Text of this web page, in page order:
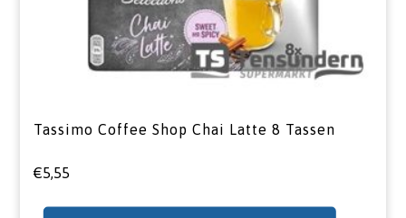
Tassimo Coffee Shop Chai Latte 8 Tassen
€5,55